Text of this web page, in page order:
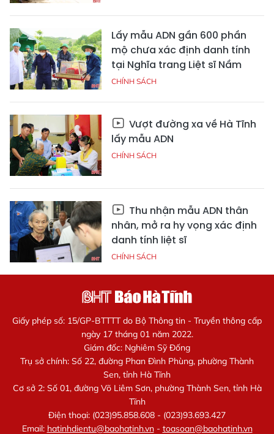
Lấy mẫu ADN gần 600 phần
mộ chưa xác định danh tính
tại Nghĩa trang Liệt sĩ Nầm
CHÍNH SÁCH
Vượt đường xa về Hà Tĩnh
lấy mẫu ADN
CHÍNH SÁCH
Thu nhận mẫu ADN thân
nhân, mở ra hy vọng xác định
danh tính liệt sĩ
CHÍNH SÁCH
Giấy phép số: 15/GP-BTTTT do Bộ Thông tin - Truyền thông cấp
ngày 17 tháng 01 năm 2022.
Giám đốc: Nghiêm Sỹ Đống
Trụ sở chính: Số 22, đường Phan Đình Phùng, phường Thành
Sen, tỉnh Hà Tĩnh
Cơ sở 2: Số 01, đường Võ Liêm Sơn, phường Thành Sen, tỉnh Hà
Tĩnh
Điện thoại: (023)95.858.608 - (023)93.693.427
Email: hatinhdientu@baohatinh.vn- toasoan@baohatinh.vn